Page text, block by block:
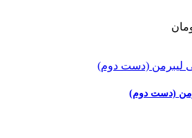
(دست دوم)